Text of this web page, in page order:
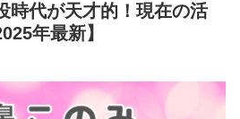
時代が天才的！現在の活
年最新】